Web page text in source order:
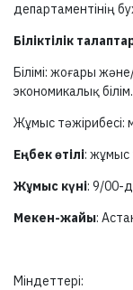
департаментінің
Біліктілік
Білімі: жоғары
экономикалық білім.
Жұмыс
Еңбек өтілі: жұмыс
Жұмыс күні: 9/00-
Мекен-жайы:
Міндеттері: